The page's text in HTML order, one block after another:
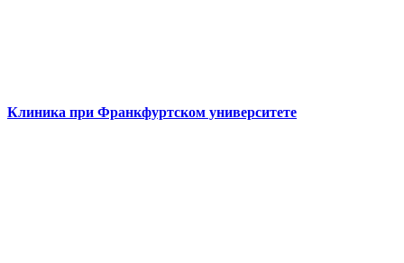
Клиника при Франкфуртском университете